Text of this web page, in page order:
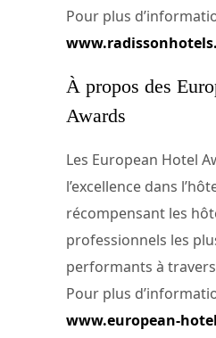
Pour plus
À propos des
Awards
Les European Hotel
l’excellence dans
récompensant les
professionnels les
performants à travers
Pour plus
www.european-